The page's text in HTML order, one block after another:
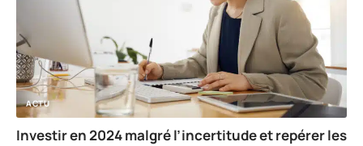
ACTU
Investir en 2024 malgré l’incertitude et repérer les